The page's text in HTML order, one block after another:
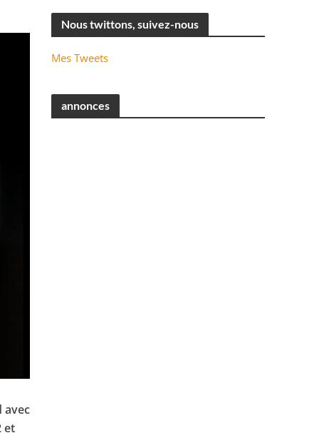
avec
et
Nous twittons, suivez-nous
Mes Tweets
annonces